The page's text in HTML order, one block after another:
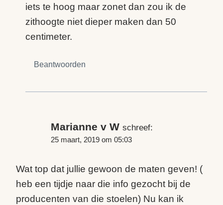
iets te hoog maar zonet dan zou ik de
zithoogte niet dieper maken dan 50
centimeter.
Beantwoorden
Marianne v W schreef:
25 maart, 2019 om 05:03
Wat top dat jullie gewoon de maten geven! (
heb een tijdje naar die info gezocht bij de
producenten van die stoelen) Nu kan ik